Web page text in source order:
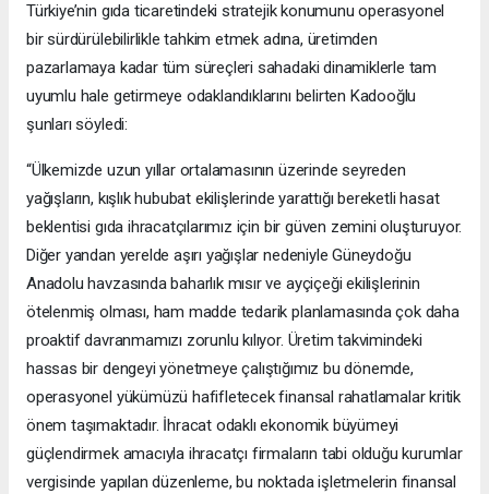
Türkiye’nin gıda ticaretindeki stratejik konumunu operasyonel
bir sürdürülebilirlikle tahkim etmek adına, üretimden
pazarlamaya kadar tüm süreçleri sahadaki dinamiklerle tam
uyumlu hale getirmeye odaklandıklarını belirten Kadooğlu
şunları söyledi:
“Ülkemizde uzun yıllar ortalamasının üzerinde seyreden
yağışların, kışlık hububat ekilişlerinde yarattığı bereketli hasat
beklentisi gıda ihracatçılarımız için bir güven zemini oluşturuyor.
Diğer yandan yerelde aşırı yağışlar nedeniyle Güneydoğu
Anadolu havzasında baharlık mısır ve ayçiçeği ekilişlerinin
ötelenmiş olması, ham madde tedarik planlamasında çok daha
proaktif davranmamızı zorunlu kılıyor. Üretim takvimindeki
hassas bir dengeyi yönetmeye çalıştığımız bu dönemde,
operasyonel yükümüzü hafifletecek finansal rahatlamalar kritik
önem taşımaktadır. İhracat odaklı ekonomik büyümeyi
güçlendirmek amacıyla ihracatçı firmaların tabi olduğu kurumlar
vergisinde yapılan düzenleme, bu noktada işletmelerin finansal